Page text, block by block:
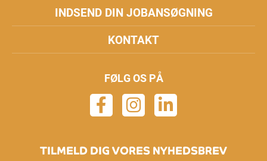
INDSEND DIN JOBANSØGNING
KONTAKT
FØLG OS PÅ
TILMELD DIG VORES NYHEDSBREV